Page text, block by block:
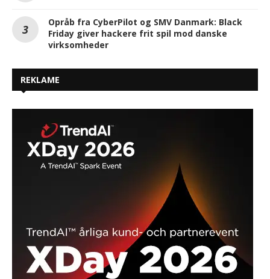
Opråb fra CyberPilot og SMV Danmark: Black
Friday giver hackere frit spil mod danske
virksomheder
REKLAME